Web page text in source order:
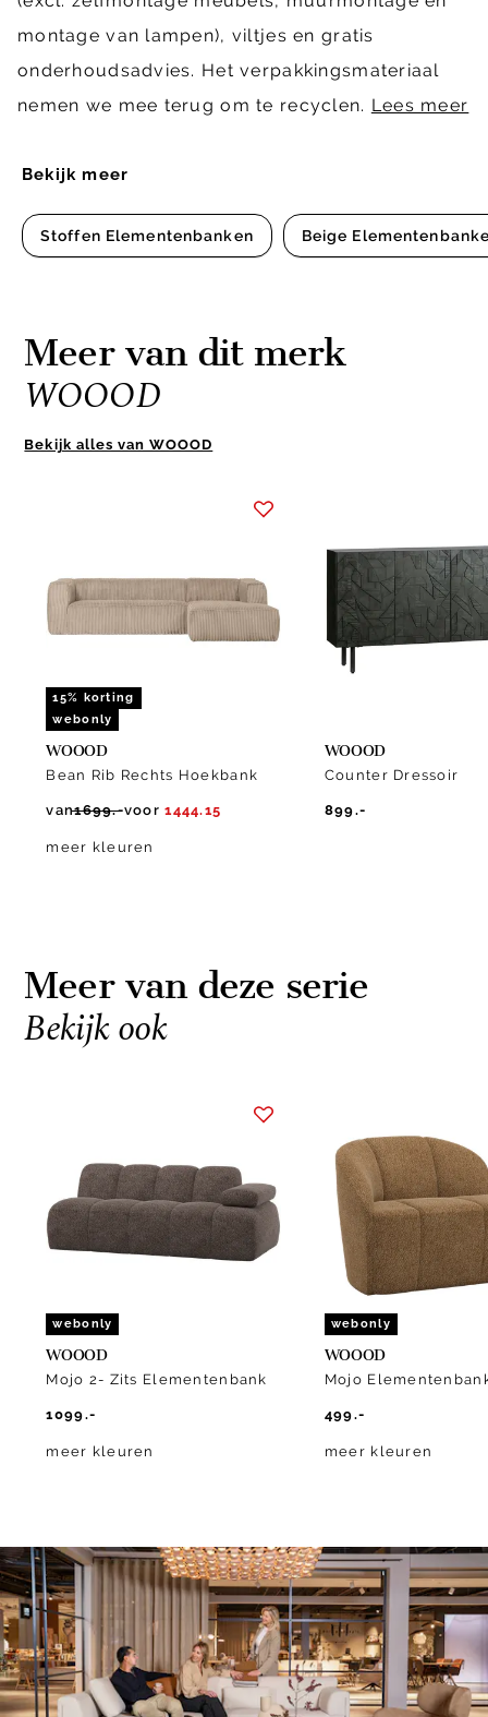
Bekijk meer
Stoffen Elementenbanken Beige
montage van lampen), viltjes en gratis
onderhoudsadvies. Het verpakkingsmateriaal
nemen we mee terug om te recyclen. Lees meer
Meer van dit merk
WOOOD
Bekijk alles van WOOOD
15% korting
webonly
WOOOD
Bean Rib Rechts Hoekbank
van1699.-voor 1444.15
meer kleuren
WOOOD
Counter Dressoir
899.-
Meer van deze serie
Bekijk ook
webonly
WOOOD
Mojo 2- Zits Elementenbank
1099.-
meer kleuren
webonly
WOOOD
Mojo
499.-
meer kleuren